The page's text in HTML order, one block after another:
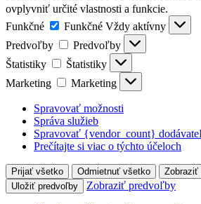
ovplyvniť určité vlastnosti a funkcie.
Funkčné
Funkčné Vždy aktívny
Predvoľby
Predvoľby
Štatistiky
Štatistiky
Marketing
Marketing
Spravovať možnosti
Správa služieb
Spravovať {vendor_count}
Prečítajte si viac o týchto účeloch
Prijať všetko Odmietnuť všetko
Zobraziť
Uložiť predvoľby
Zobraziť predvoľby